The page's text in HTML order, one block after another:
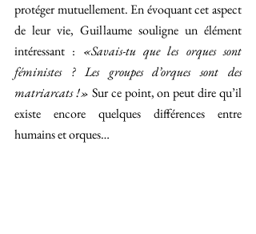
protéger mutuellement. En évoquant cet aspect
de leur vie, Guillaume souligne un élément
intéressant : «Savais-tu que les orques sont
féministes ? Les groupes d’orques sont des
matriarcats !» Sur ce point, on peut dire qu’il
existe encore quelques différences entre
humains et orques…